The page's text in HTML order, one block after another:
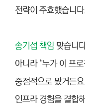
전략이 주효했습니
송기섭 책임 맞습니
아니라 “누가 이 프
중점적으로 봤거든
인프라 경험을 결합